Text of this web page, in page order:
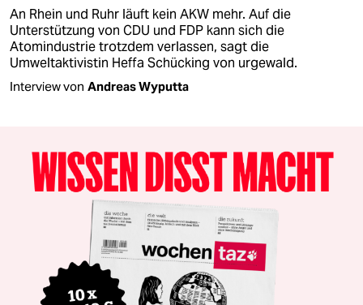
An Rhein und Ruhr läuft kein AKW mehr. Auf die
Unterstützung von CDU und FDP kann sich die
Atomindustrie trotzdem verlassen, sagt die
Umweltaktivistin Heffa Schücking von urgewald.
Interview von Andreas Wyputta